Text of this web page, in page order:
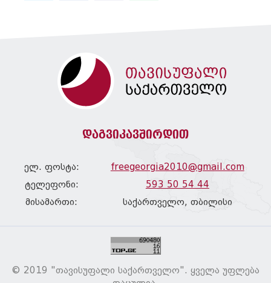
დაგვიკავშირდით
ელ. ფოსტა:
freegeorgia2010@gmail.com
ტელეფონი:
593 50 54 44
მისამართი:
საქართველო, თბილისი
© 2019 "თავისუფალი საქართველო". ყველა უფლება